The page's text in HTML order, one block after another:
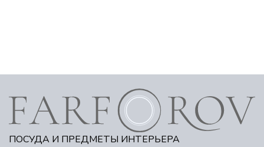
ПОСУДА И ПРЕДМЕТЫ ИНТЕРЬЕРА